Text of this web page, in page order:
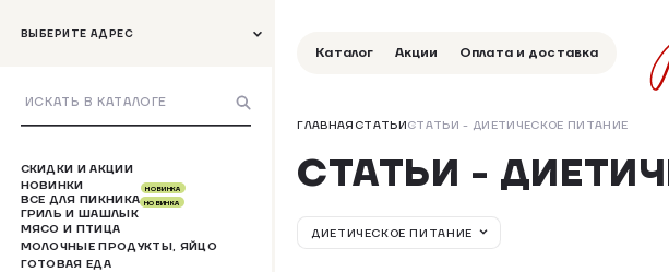
ВЫБЕРИТЕ АДРЕС
СКИДКИ И АКЦИИ
НОВИНКИ
ВСЕ ДЛЯ ПИКНИКА
НОВИНКА
ГРИЛЬ И ШАШЛЫК
НОВИНКА
МЯСО И ПТИЦА
МОЛОЧНЫЕ ПРОДУКТЫ, ЯЙЦО
ГОТОВАЯ ЕДА
Каталог Акции Оплата и доставка
ГЛАВНАЯСТАТЬИСТАТЬИ - ДИЕТИЧЕСКОЕ ПИТАНИЕ
СТАТЬИ -
ДИЕТИЧЕСКОЕ ПИТАНИЕ